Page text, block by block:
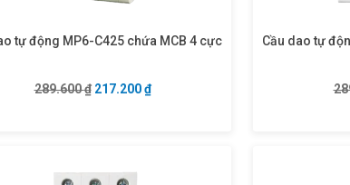
tự động MP6-C425 chứa MCB 4 cực
289.600₫ Giá gốc là: 289.600 ₫.
217.200₫Giá hiện tại là: 217.200 ₫.
Cầu dao tự